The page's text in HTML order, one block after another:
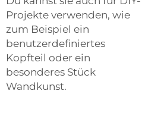
Projekte verwenden, wie
zum Beispiel ein
benutzerdefiniertes
Kopfteil oder ein
besonderes Stück
Wandkunst.